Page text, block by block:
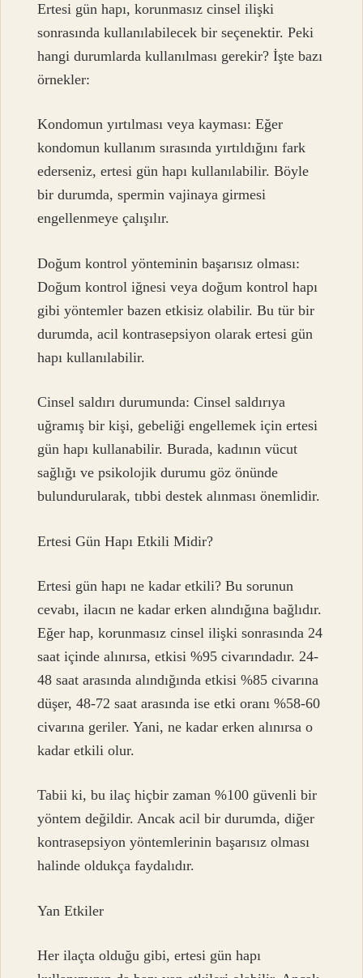
Ertesi gün hapı, korunmasız cinsel ilişki
sonrasında kullanılabilecek bir seçenektir. Peki
hangi durumlarda kullanılması gerekir? İşte bazı
örnekler:
Kondomun yırtılması veya kayması: Eğer
kondomun kullanım sırasında yırtıldığını fark
ederseniz, ertesi gün hapı kullanılabilir. Böyle
bir durumda, spermin vajinaya girmesi
engellenmeye çalışılır.
Doğum kontrol yönteminin başarısız olması:
Doğum kontrol iğnesi veya doğum kontrol hapı
gibi yöntemler bazen etkisiz olabilir. Bu tür bir
durumda, acil kontrasepsiyon olarak ertesi gün
hapı kullanılabilir.
Cinsel saldırı durumunda: Cinsel saldırıya
uğramış bir kişi, gebeliği engellemek için ertesi
gün hapı kullanabilir. Burada, kadının vücut
sağlığı ve psikolojik durumu göz önünde
bulundurularak, tıbbi destek alınması önemlidir.
Ertesi Gün Hapı Etkili Midir?
Ertesi gün hapı ne kadar etkili? Bu sorunun
cevabı, ilacın ne kadar erken alındığına bağlıdır.
Eğer hap, korunmasız cinsel ilişki sonrasında 24
saat içinde alınırsa, etkisi %95 civarındadır. 24-
48 saat arasında alındığında etkisi %85 civarına
düşer, 48-72 saat arasında ise etki oranı %58-60
civarına geriler. Yani, ne kadar erken alınırsa o
kadar etkili olur.
Tabii ki, bu ilaç hiçbir zaman %100 güvenli bir
yöntem değildir. Ancak acil bir durumda, diğer
kontrasepsiyon yöntemlerinin başarısız olması
halinde oldukça faydalıdır.
Yan Etkiler
Her ilaçta olduğu gibi, ertesi gün hapı